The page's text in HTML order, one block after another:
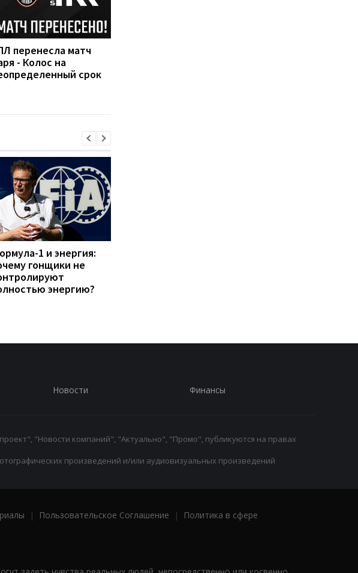
перенесла матч
- Колос на
срок
1 и энергия:
гонщики не
энергию?
Новости Финансы
"Новости компаний", "Актуально", "Промо", публикуются на правах
произведений и/или аудиовизуальных произведений
| Пользовательское Соглашение |
Политика в сфере